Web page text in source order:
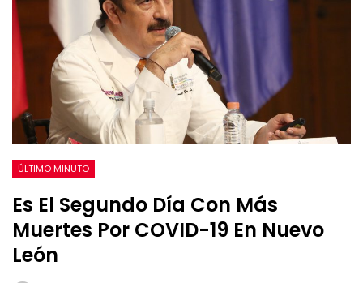
ÚLTIMO MINUTO
Es El Segundo Día Con Más
Muertes Por COVID-19 En Nuevo
León